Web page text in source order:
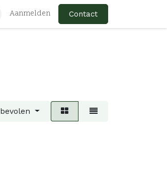
Aanmelden Contact